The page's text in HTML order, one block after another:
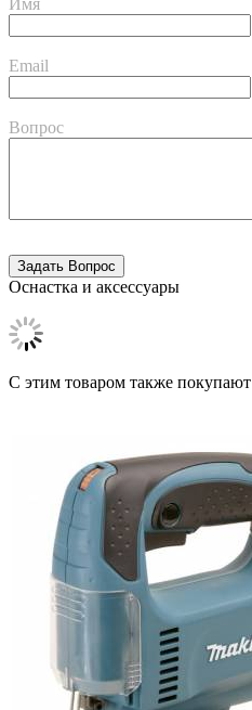
Имя
Email
Вопрос
Оснастка и аксессуары
C этим товаром также покупают